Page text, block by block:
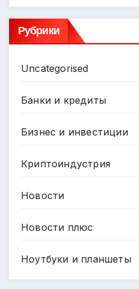
Рубрики
Uncategorised
Банки и кредиты
Бизнес и инвестиции
Криптоиндустрия
Новости
Новости плюс
Ноутбуки и планшеты